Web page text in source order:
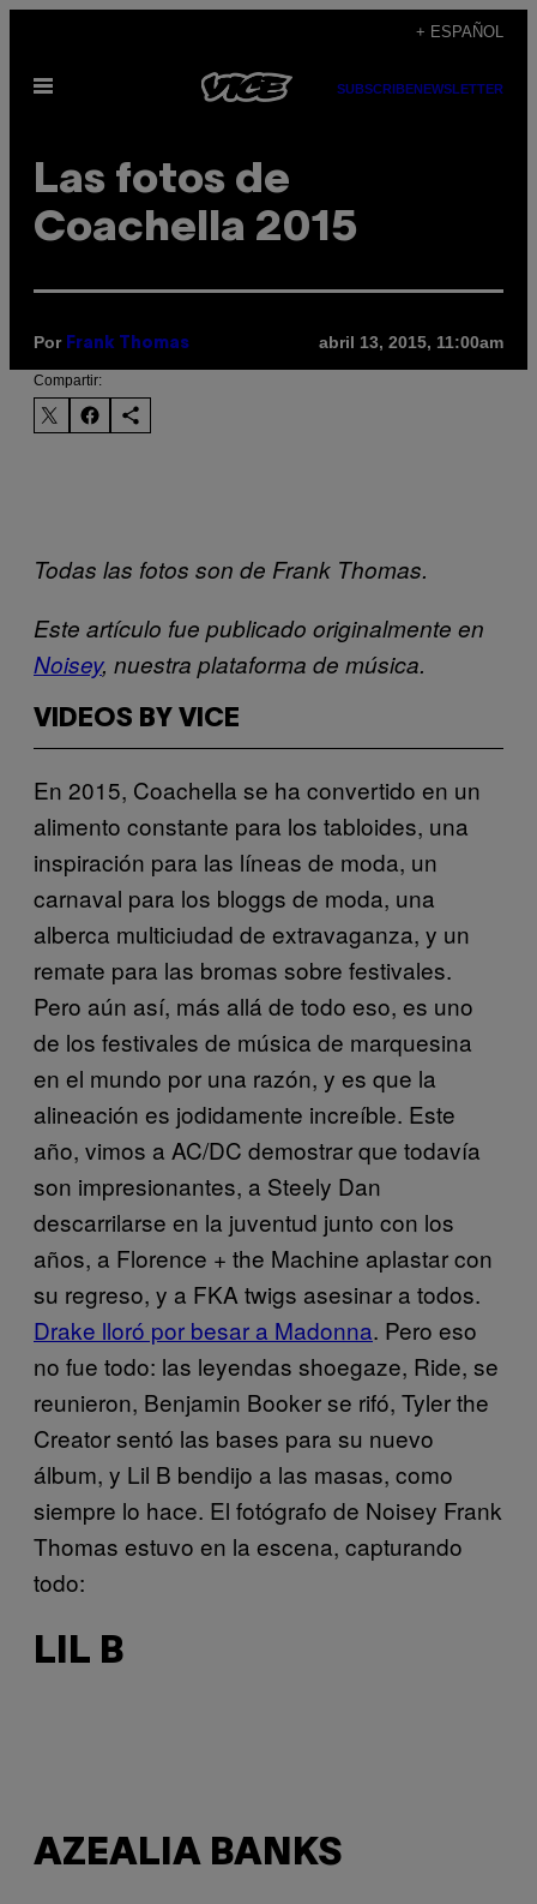
contenido
+ ESPAÑOL
Abrir
SUBSCRIBENEWSLETTER
Las fotos de
Coachella 2015
Por Frank Thomas abril 13, 2015, 11:00am
Compartir:
Todas las fotos son de Frank Thomas.
Este artículo fue publicado originalmente en
Noisey, nuestra plataforma de música.
VIDEOS BY VICE
En 2015, Coachella se ha convertido en un
alimento constante para los tabloides, una
inspiración para las líneas de moda, un
carnaval para los bloggs de moda, una
alberca multiciudad de extravaganza, y un
remate para las bromas sobre festivales.
Pero aún así, más allá de todo eso, es uno
de los festivales de música de marquesina
en el mundo por una razón, y es que la
alineación es jodidamente increíble. Este
año, vimos a AC/DC demostrar que todavía
son impresionantes, a Steely Dan
descarrilarse en la juventud junto con los
años, a Florence + the Machine aplastar con
su regreso, y a FKA twigs asesinar a todos.
Drake lloró por besar a Madonna. Pero eso
no fue todo: las leyendas shoegaze, Ride, se
reunieron, Benjamin Booker se rifó, Tyler the
Creator sentó las bases para su nuevo
álbum, y Lil B bendijo a las masas, como
siempre lo hace. El fotógrafo de Noisey Frank
Thomas estuvo en la escena, capturando
todo:
LIL B
AZEALIA BANKS